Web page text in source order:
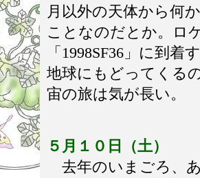
月以外の天体から何
ことなのだとか。ロ
「1998SF36」に到
地球にもどってくる
宙の旅は気が長い。
５月１０日（土）
去年のいまごろ、